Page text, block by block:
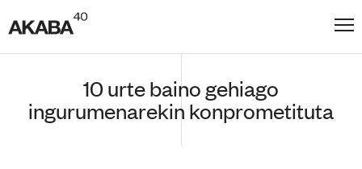
10 urte baino gehiago
ingurumenarekin konprometituta